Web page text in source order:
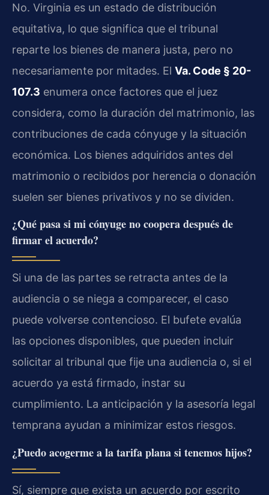
No. Virginia es un estado de distribución
equitativa, lo que significa que el tribunal
reparte los bienes de manera justa, pero no
necesariamente por mitades. El Va. Code § 20-
107.3 enumera once factores que el juez
considera, como la duración del matrimonio, las
contribuciones de cada cónyuge y la situación
económica. Los bienes adquiridos antes del
matrimonio o recibidos por herencia o donación
suelen ser bienes privativos y no se dividen.
¿Qué pasa si mi cónyuge no coopera después de
firmar el acuerdo?
Si una de las partes se retracta antes de la
audiencia o se niega a comparecer, el caso
puede volverse contencioso. El bufete evalúa
las opciones disponibles, que pueden incluir
solicitar al tribunal que fije una audiencia o, si el
acuerdo ya está firmado, instar su
cumplimiento. La anticipación y la asesoría legal
temprana ayudan a minimizar estos riesgos.
¿Puedo acogerme a la tarifa plana si tenemos hijos?
Sí, siempre que exista un acuerdo por escrito